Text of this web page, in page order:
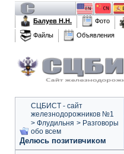
Балуев Н.Н.
Фото
Файлы
Объявления
СЦБИСТ - сайт
железнодорожников №1
> Флудильня > Разговоры
обо всем
Делюсь позитивчиком